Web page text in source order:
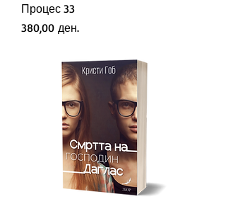
Процес 33
Price
380,00 ден.